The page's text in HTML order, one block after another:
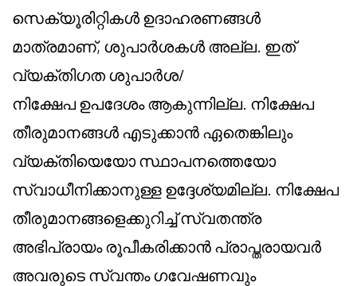
സെക്യൂരിറ്റികൾ ഉദാഹരണങ്ങൾ
മാത്രമാണ്, ശുപാർശകൾ അല്ല. ഇത്
വ്യക്തിഗത ശുപാർശ/
നിക്ഷേപ ഉപദേശം ആകുന്നില്ല. നിക്ഷേപ
തീരുമാനങ്ങൾ എടുക്കാൻ ഏതെങ്കിലും
വ്യക്തിയെയോ സ്ഥാപനത്തെയോ
സ്വാധീനിക്കാനുള്ള ഉദ്ദേശ്യമില്ല. നിക്ഷേപ
തീരുമാനങ്ങളെക്കുറിച്ച് സ്വതന്ത്ര
അഭിപ്രായം രൂപീകരിക്കാൻ പ്രാപ്തരായവർ
അവരുടെ സ്വന്തം ഗവേഷണവും